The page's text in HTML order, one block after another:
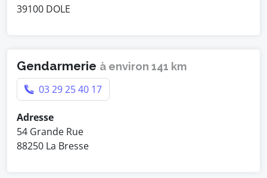
39100 DOLE
Gendarmerie à environ 141 km
03 29 25 40 17
Adresse
54 Grande Rue
88250 La Bresse